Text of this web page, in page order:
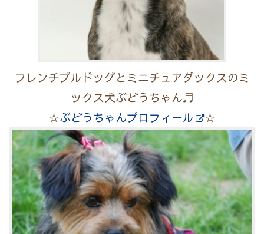
フレンチブルドッグとミニチュアダックスのミ
ックス犬ぶどうちゃん♬
☆ぶどうちゃんプロフィール ☆